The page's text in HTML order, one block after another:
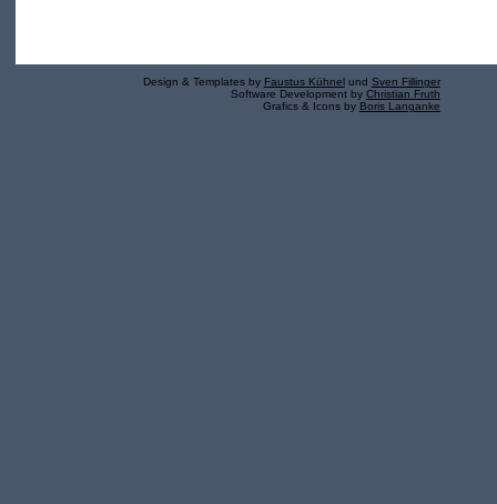
Design & Templates by Faustus Kühnel und Sven Fillinger
Software Development by Christian Fruth
Grafics & Icons by Boris Langanke